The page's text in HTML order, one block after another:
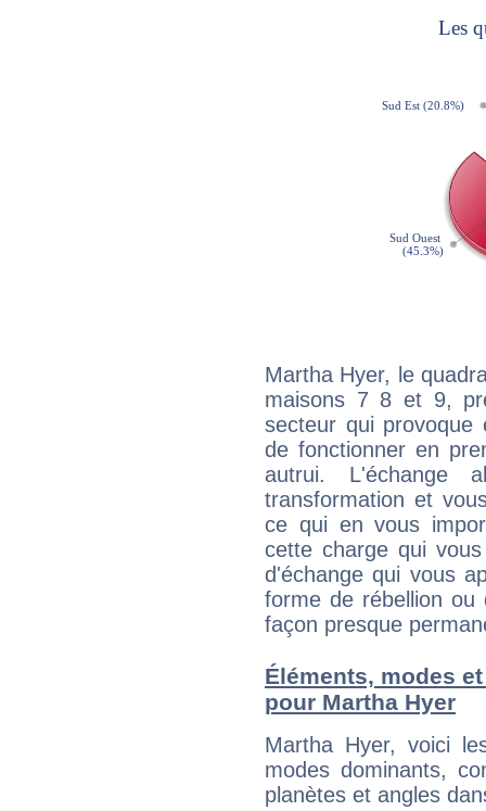
Martha Hyer, le
maisons 7 8 et 9,
secteur qui provoque
de fonctionner en
autrui. L'échange
transformation et
ce qui en vous
cette charge qui
d'échange qui vous
forme de rébellion ou
façon presque
Éléments, modes
pour Martha Hyer
Martha Hyer, voici
modes dominants,
planètes et angles